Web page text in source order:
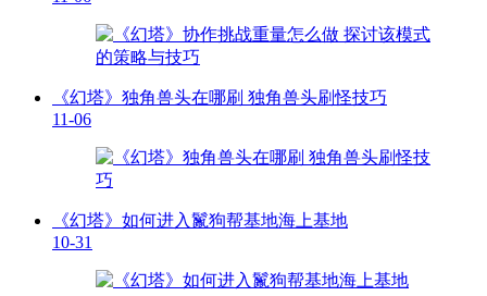
《幻塔》独角兽头在哪刷 独角兽头刷怪技巧
11-06
《幻塔》如何进入鬣狗帮基地海上基地
10-31